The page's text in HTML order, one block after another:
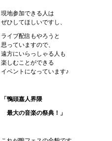
現地参加できる人は
ぜひしてほしいですし、
ライブ配信もやろうと
思っていますので、
遠方にいらっしゃる人も
楽しむことができる
イベントになっています♪
「鴨頭嘉人界隈
最大の音楽の祭典！」